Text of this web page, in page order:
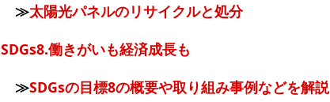
≫太陽光パネルのリサイクルと処分
SDGs8.働きがいも経済成長も
≫SDGsの目標8の概要や取り組み事例などを解説